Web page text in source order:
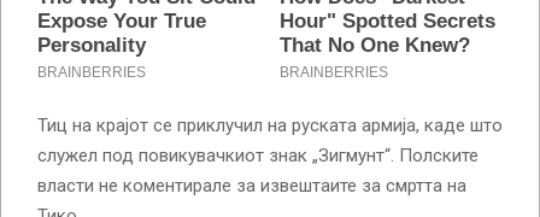
Тиц на крајот се приклучил на руската армија, каде што
служел под повикувачкиот знак „Зигмунт“. Полските
власти не коментирале за извештаите за смртта на